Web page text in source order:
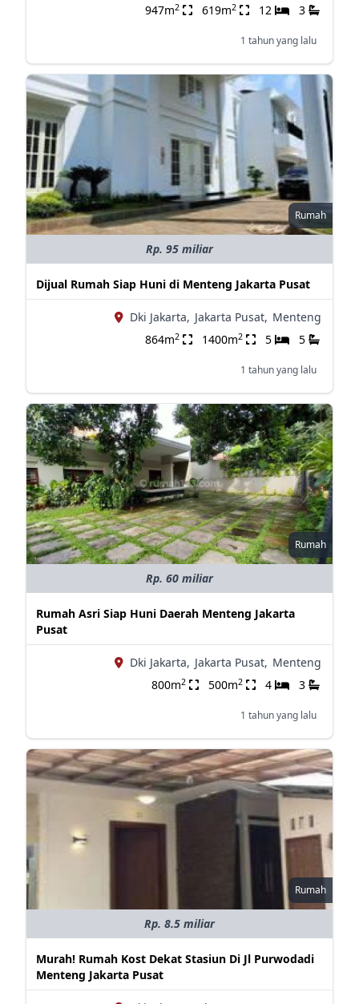
947m2 619m2 12 3
1 tahun yang lalu
Rumah
Rp. 95 miliar
Dijual Rumah Siap Huni di Menteng Jakarta Pusat
Dki Jakarta, Jakarta Pusat, Menteng
864m2 1400m2 5 5
1 tahun yang lalu
Rumah
Rp. 60 miliar
Rumah Asri Siap Huni Daerah Menteng Jakarta
Pusat
Dki Jakarta, Jakarta Pusat, Menteng
800m2 500m2 4 3
1 tahun yang lalu
Rumah
Rp. 8.5 miliar
Murah! Rumah Kost Dekat Stasiun Di Jl Purwodadi
Menteng Jakarta Pusat